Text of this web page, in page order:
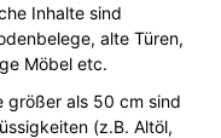
Inhalte sind
alte Türen,
Möbel etc.
größer als 50 cm sind
(z.B. Altöl,